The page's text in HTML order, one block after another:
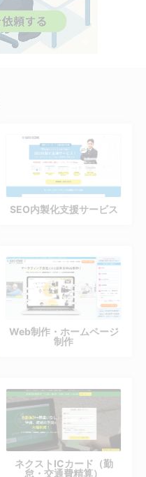
SEO内製化支援サービス
Web制作・ホームページ
制作
ネクストICカード（勤
怠・交通費精算）